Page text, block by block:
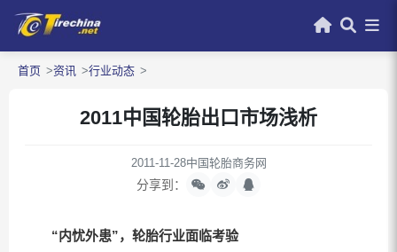
首页 资讯 行业动态
2011中国轮胎出口市场浅析
2011-11-28中国轮胎商务网
分享到：
“内忧外患”，轮胎行业面临考验